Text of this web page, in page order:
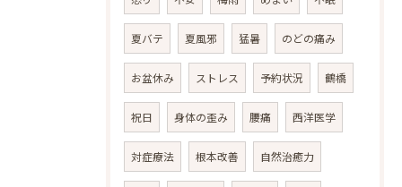
夏バテ 夏風邪 猛暑 のどの痛み
お盆休み ストレス 予約状況 鶴橋
祝日 身体の歪み 腰痛 西洋医学
対症療法 根本改善 自然治癒力